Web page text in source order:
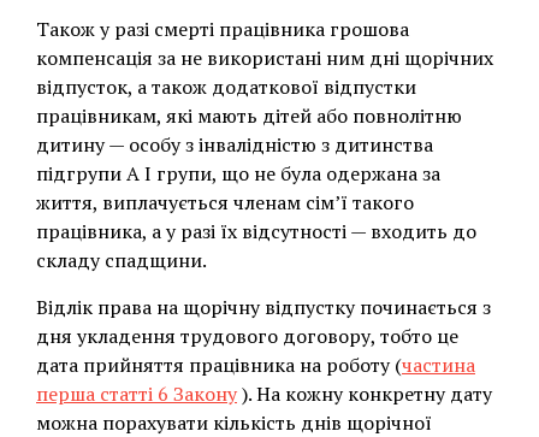
Також у разі смерті працівника грошова
компенсація за не використані ним дні щорічних
відпусток, а також додаткової відпустки
працівникам, які мають дітей або повнолітню
дитину — особу з інвалідністю з дитинства
підгрупи А I групи, що не була одержана за
життя, виплачується членам сім’ї такого
працівника, а у разі їх відсутності — входить до
складу спадщини.
Відлік права на щорічну відпустку починається з
дня укладення трудового договору, тобто це
дата прийняття працівника на роботу (частина
перша статті 6 Закону). На кожну конкретну дату
можна порахувати кількість днів щорічної